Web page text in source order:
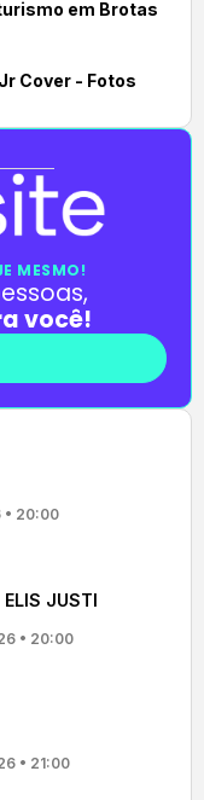
em Brotas
Cover - Fotos
MESMO!
você!
20:00
JUSTI
• 20:00
• 21:00